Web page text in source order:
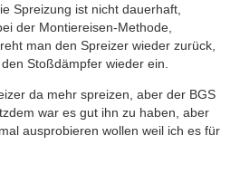
Spreizung ist nicht dauerhaft,
der Montiereisen-Methode,
man den Spreizer wieder zurück,
Stoßdämpfer wieder ein.
da mehr spreizen, aber der BGS
war es gut ihn zu haben, aber
ausprobieren wollen weil ich es für